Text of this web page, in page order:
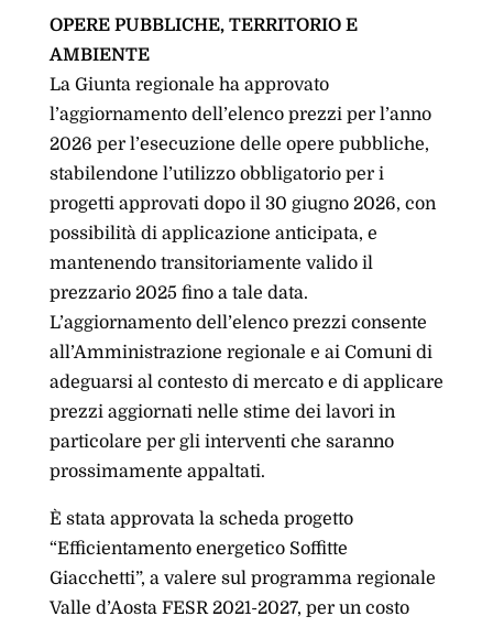
OPERE PUBBLICHE, TERRITORIO E
AMBIENTE
La Giunta regionale ha approvato
l’aggiornamento dell’elenco prezzi per l’anno
2026 per l’esecuzione delle opere pubbliche,
stabilendone l’utilizzo obbligatorio per i
progetti approvati dopo il 30 giugno 2026, con
possibilità di applicazione anticipata, e
mantenendo transitoriamente valido il
prezzario 2025 fino a tale data.
L’aggiornamento dell’elenco prezzi consente
all’Amministrazione regionale e ai Comuni di
adeguarsi al contesto di mercato e di applicare
prezzi aggiornati nelle stime dei lavori in
particolare per gli interventi che saranno
prossimamente appaltati.
È stata approvata la scheda progetto
“Efficientamento energetico Soffitte
Giacchetti”, a valere sul programma regionale
Valle d’Aosta FESR 2021-2027, per un costo